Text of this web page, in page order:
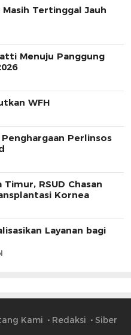
Tertinggal Jauh
Menuju Panggung
WFH
Perlinsos
RSUD Chasan
Kornea
Layanan bagi
Kami Redaksi Siber